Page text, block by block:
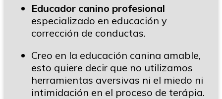
Educador canino profesional
especializado en educación y
corrección de conductas.
Creo en la educación canina amable,
esto quiere decir que no utilizamos
herramientas aversivas ni el miedo ni
intimidación en el proceso de terápia.